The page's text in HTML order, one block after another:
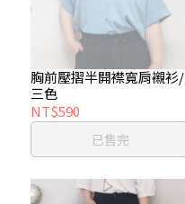
胸前壓摺半開襟寬肩襯衫/
三色
NT$590
已售完